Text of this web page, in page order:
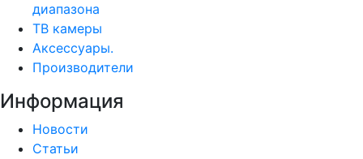
диапазона
ТВ камеры
Аксессуары.
Производители
Информация
Новости
Статьи